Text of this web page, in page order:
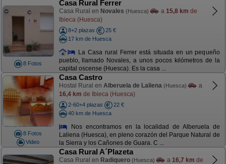
8 Fotos
Casa Rural Ferrer
Casa Rural en Novales (Huesca) a 15,8 km de
Ibieca (Huesca)
8+2 plazas
25 €
17 km de Huesca
La Casa rural Ferrer está situada en un pequeño
pueblo, llamado Novales, a unos pocos kilómetros de la
capital oscense (Huesca). Es la casa ...
8 Fotos
Video
Casa Castro
Hostal Rural en Alberuela de Laliena (Huesca)
a
16,4 km de Ibieca (Huesca)
2-60+4 plazas
22 €
40 km de Huesca
Nos encontramos en la localidad de Alberuela de
Laliena (Huesca), en pleno corazón del Parque Natural de
la Sierra y los Cañones de Guara. C ...
Casa Rural A´Plazeta
Casa Rural en Radiquero (Huesca) a 16,7 km de